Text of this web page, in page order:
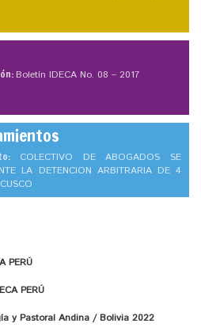
Boletín IDECA No. 08 – 2017
COLECTIVO DE ABOGADOS SE
LA DETENCION ARBITRARIA DE 4
PERÚ
PERÚ
y Pastoral Andina / Bolivia 2022